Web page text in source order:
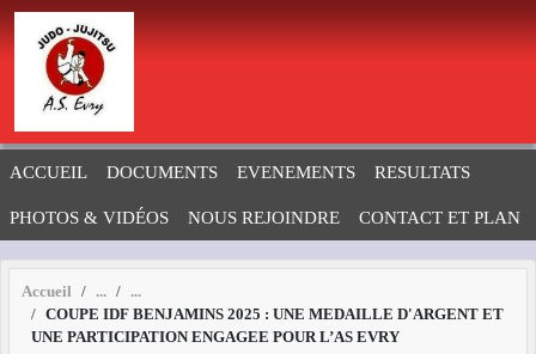
ACCUEIL DOCUMENTS EVENEMENTS RESULTATS
PHOTOS & VIDÉOS NOUS REJOINDRE CONTACT ET PLAN
Accueil
COUPE IDF BENJAMINS 2025 : UNE MEDAILLE D'ARGENT ET
UNE PARTICIPATION ENGAGEE POUR L’AS EVRY
Panneau de gestion des cookies